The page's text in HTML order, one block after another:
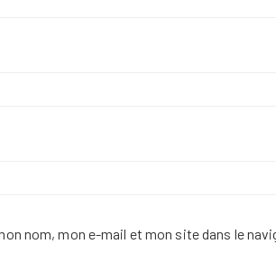
nom, mon e-mail et mon site dans le